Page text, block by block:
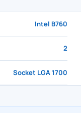
Intel B760
2
Socket LGA 1700